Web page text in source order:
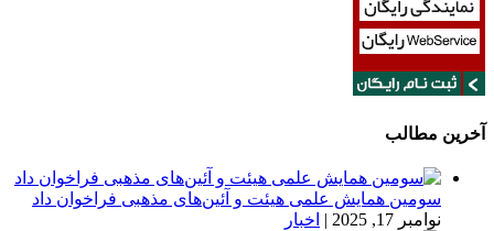
آخرین مطالب
سومین همایش علمی هیئت و آئین‌های مذهبی فراخوان داد
نوامبر 17, 2025
| اخبار